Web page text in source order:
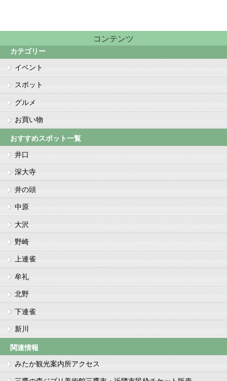
コンテンツ
カテゴリー
イベント
スポット
グルメ
お買い物
おすすめスポット一覧
井口
深大寺
井の頭
中原
大沢
野崎
上連雀
牟礼
北野
下連雀
新川
関連情報
みたか観光案内所アクセス